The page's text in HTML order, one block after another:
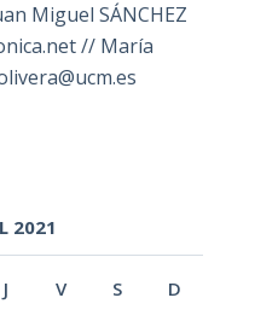
Miguel SÁNCHEZ
// María
2021
J V S D